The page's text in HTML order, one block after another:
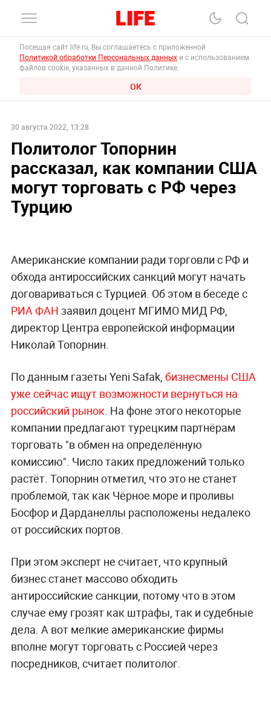
Посещая сайт life.ru, Вы соглашаетесь с приложенной
Политикой обработки Персональных данных и с использованием
файлов cookie, указанных в данной Политике.
ОК
30 августа 2022, 13:28
Политолог Топорнин
рассказал, как компании США
могут торговать с РФ через
Турцию
Американские компании ради торговли с РФ и
обхода антироссийских санкций могут начать
договариваться с Турцией. Об этом в беседе с
РИА ФАН заявил доцент МГИМО МИД РФ,
директор Центра европейской информации
Николай Топорнин.
По данным газеты Yeni Safak, бизнесмены США
уже сейчас ищут возможности вернуться на
российский рынок . На фоне этого некоторые
компании предлагают турецким партнёрам
торговать "в обмен на определённую
комиссию". Число таких предложений только
растёт. Топорнин отметил, что это не станет
проблемой, так как Чёрное море и проливы
Босфор и Дарданеллы расположены недалеко
от российских портов.
При этом эксперт не считает, что крупный
бизнес станет массово обходить
антироссийские санкции, потому что в этом
случае ему грозят как штрафы, так и судебные
дела. А вот мелкие американские фирмы
вполне могут торговать с Россией через
посредников, считает политолог.